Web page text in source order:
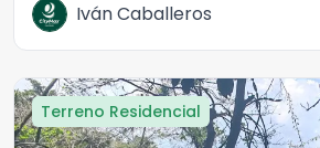
Iván Caballeros
Terreno Residencial